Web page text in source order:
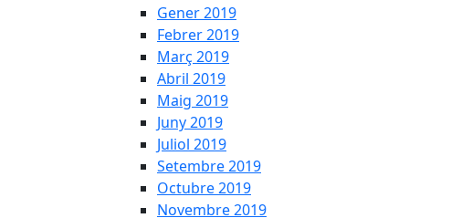
Gener 2019
Febrer 2019
Març 2019
Abril 2019
Maig 2019
Juny 2019
Juliol 2019
Setembre 2019
Octubre 2019
Novembre 2019